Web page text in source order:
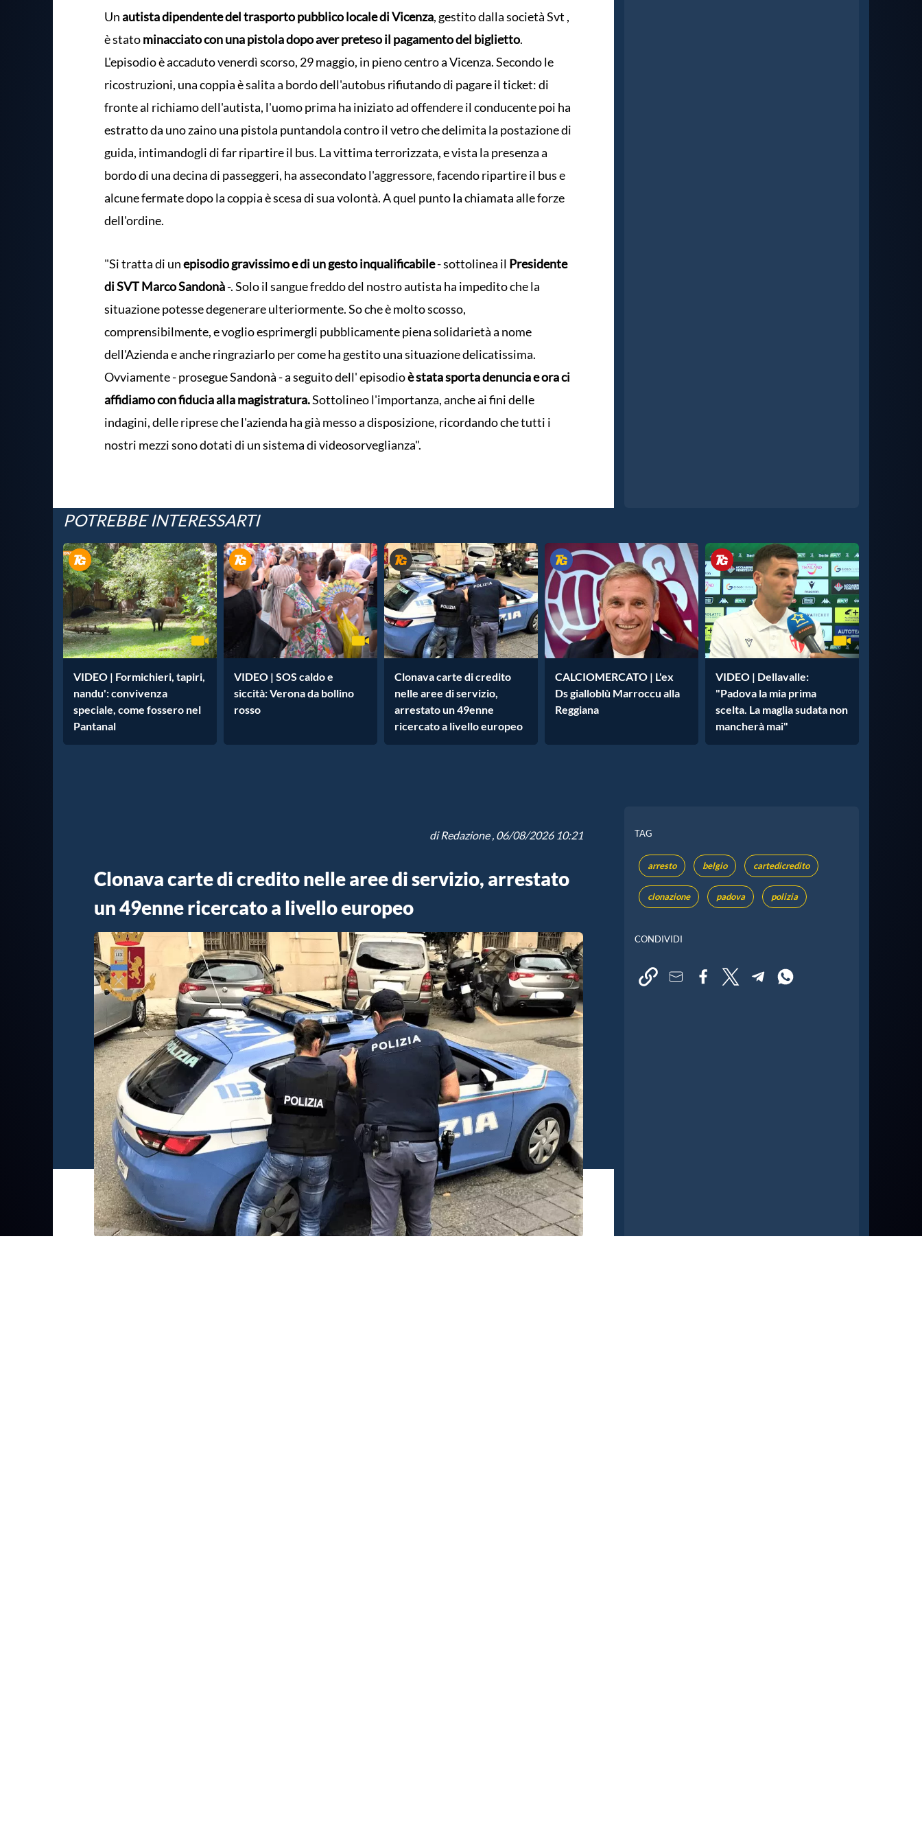
Unautista dipendente del trasporto pubblico locale di Vicenza, gestito dalla società Svt ,
è statominacciato con una pistola dopo aver preteso il pagamento del biglietto.
L'episodio è accaduto venerdì scorso, 29 maggio, in pieno centro a Vicenza. Secondo le
ricostruzioni, una coppia è salita a bordo dell'autobus rifiutando di pagare il ticket: di
fronte al richiamo dell'autista, l'uomo prima ha iniziato ad offendere il conducente poi ha
estratto da uno zaino una pistola puntandola contro il vetro che delimita la postazione di
guida, intimandogli di far ripartire il bus. La vittima terrorizzata, e vista la presenza a
bordo di una decina di passeggeri, ha assecondato l'aggressore, facendo ripartire il bus e
alcune fermate dopo la coppia è scesa di sua volontà. A quel punto la chiamata alle forze
dell'ordine.
"Si tratta di unepisodio gravissimo e di un gesto inqualificabile- sottolinea il Presidente
di SVT Marco Sandonà-. Solo il sangue freddo del nostro autista ha impedito che la
situazione potesse degenerare ulteriormente. So che è molto scosso,
comprensibilmente, e voglio esprimergli pubblicamente piena solidarietà a nome
dell'Azienda e anche ringraziarlo per come ha gestito una situazione delicatissima.
Ovviamente - prosegue Sandonà - a seguito dell' episodioè stata sporta denuncia e ora ci
affidiamo con fiducia alla magistratura.Sottolineo l'importanza, anche ai fini delle
indagini, delle riprese che l'azienda ha già messo a disposizione, ricordando che tutti i
nostri mezzi sono dotati di un sistema di videosorveglianza".
POTREBBE INTERESSARTI
VIDEO | Formichieri, tapiri,
nandu': convivenza
speciale, come fossero nel
Pantanal
VIDEO | SOS caldo e
siccità: Verona da bollino
rosso
Clonava carte di credito
nelle aree di servizio,
arrestato un 49enne
ricercato a livello europeo
CALCIOMERCATO | L'ex
Ds gialloblù Marroccu alla
Reggiana
VIDEO | Dellavalle:
"Padova la mia prima
scelta. La maglia sudata non
mancherà mai"
diRedazione, 06/08/2026 10:21
Clonava carte di credito nelle aree di servizio, arrestato
un 49enne ricercato a livello europeo
TAG
arresto belgio cartedicredito
clonazione padova polizia
CONDIVIDI